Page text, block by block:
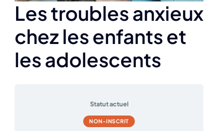
Les troubles anxieux
chez les enfants et
les adolescents
Statut actuel
NON-INSCRIT